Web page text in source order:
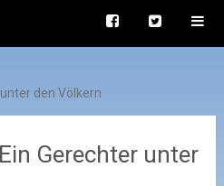
den Völkern
Gerechter unter